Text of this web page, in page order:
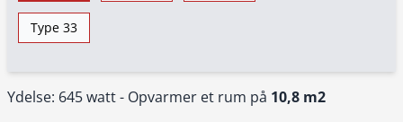
Ydelse: 645 watt - Opvarmer et rum på 10,8 m2
Type 33